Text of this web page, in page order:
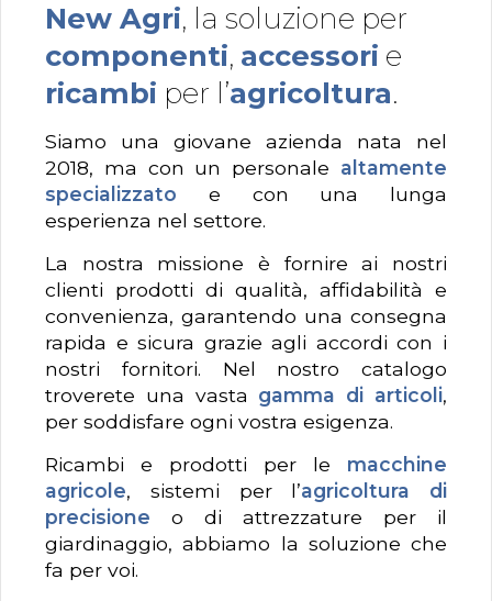
New Agri, la soluzione per
componenti, accessori e
ricambi per l’agricoltura.
Siamo una giovane azienda nata nel
2018, ma con un personale altamente
specializzato e con una lunga
esperienza nel settore.
La nostra missione è fornire ai nostri
clienti prodotti di qualità, affidabilità e
convenienza, garantendo una consegna
rapida e sicura grazie agli accordi con i
nostri fornitori. Nel nostro catalogo
troverete una vasta gamma di articoli,
per soddisfare ogni vostra esigenza.
Ricambi e prodotti per le macchine
agricole, sistemi per l’agricoltura di
precisione o di attrezzature per il
giardinaggio, abbiamo la soluzione che
fa per voi.